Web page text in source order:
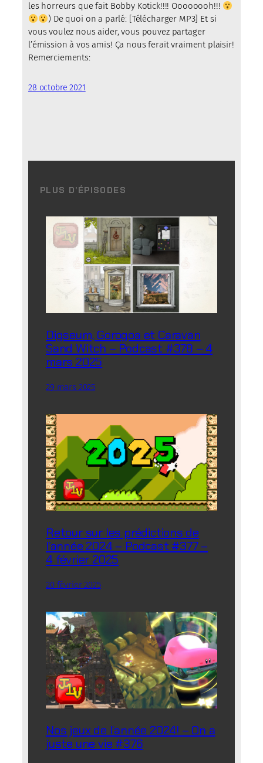
les horreurs que fait Bobby Kotick!!!! Oooooooh!!!
) De quoi on a parlé: [Télécharger MP3] Et si
vous voulez nous aider, vous pouvez partager
l’émission à vos amis! Ça nous ferait vraiment plaisir!
Remerciements:
28 octobre 2021
PLUS D’ÉPISODES
Digseum, Gorogoa et Caravan
Sand Witch – Podcast #378 – 4
mars 2025
29 mars 2025
Retour sur les prédictions de
l’année 2024 – Podcast #377 –
4 février 2025
20 février 2025
Nos jeux de l’année 2024! – On a
juste une vie #376